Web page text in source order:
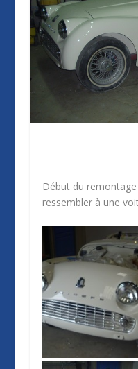
Début du
ressembler à une